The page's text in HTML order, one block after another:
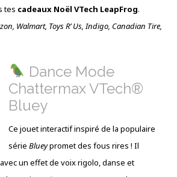
tes cadeaux Noël VTech LeapFrog.
Walmart, Toys R’ Us, Indigo, Canadian Tire,
Dance Mode
Chattermax VTech®
Bluey
Ce jouet interactif inspiré de la populaire
sérieBlueypromet des fous rires ! Il
un effet de voix rigolo, danse et